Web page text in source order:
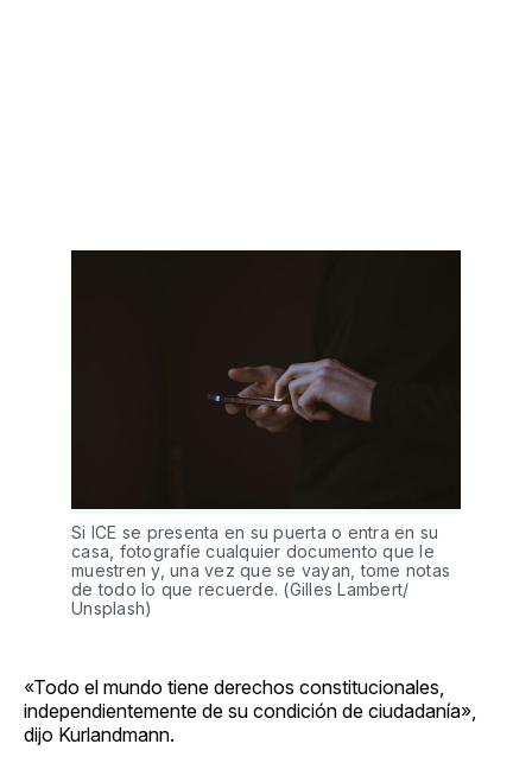
Si ICE se presenta en su puerta o entra en su
casa, fotografíe cualquier documento que le
muestren y, una vez que se vayan, tome notas
de todo lo que recuerde. (Gilles Lambert/
Unsplash)
«Todo el mundo tiene derechos constitucionales,
independientemente de su condición de ciudadanía»,
dijo Kurlandmann.